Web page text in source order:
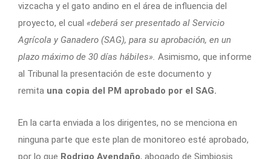
vizcacha y el gato andino en el área de influencia del
proyecto, el cual «deberá ser presentado al Servicio
Agrícola y Ganadero (SAG), para su aprobación, en un
plazo máximo de 30 días hábiles». Asimismo, que informe
al Tribunal la presentación de este documento y
remita una copia del PM aprobado por el SAG.
En la carta enviada a los dirigentes, no se menciona en
ninguna parte que este plan de monitoreo esté aprobado,
por lo que Rodrigo Avendaño, abogado de Simbiosis